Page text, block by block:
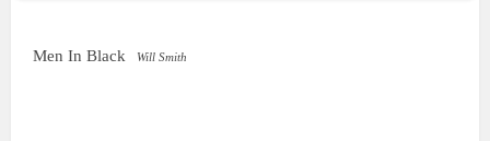
Men In Black Will Smith